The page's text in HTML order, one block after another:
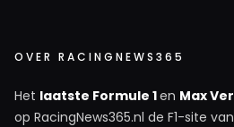
OVER RACINGNEWS365
Het laatste Formule 1en Max
op RacingNews365.nl de F1-site